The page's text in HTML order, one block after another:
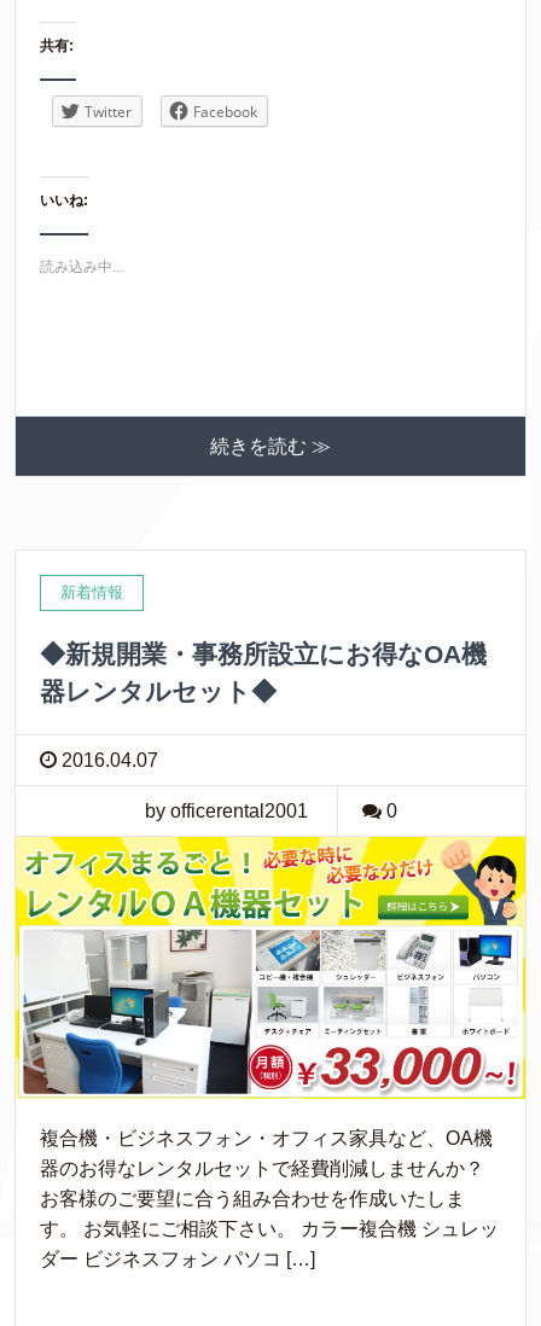
共有:
Twitter Facebook
いいね:
読み込み中...
続きを読む ≫
新着情報
◆新規開業・事務所設立にお得なOA機
器レンタルセット◆
2016.04.07
by officerental2001 0
複合機・ビジネスフォン・オフィス家具など、OA機
器のお得なレンタルセットで経費削減しませんか？
お客様のご要望に合う組み合わせを作成いたしま
す。 お気軽にご相談下さい。 カラー複合機 シュレッ
ダー ビジネスフォン パソコ […]